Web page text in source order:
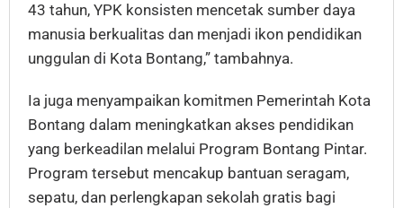
43 tahun, YPK konsisten mencetak sumber daya
manusia berkualitas dan menjadi ikon pendidikan
unggulan di Kota Bontang,” tambahnya.
Ia juga menyampaikan komitmen Pemerintah Kota
Bontang dalam meningkatkan akses pendidikan
yang berkeadilan melalui Program Bontang Pintar.
Program tersebut mencakup bantuan seragam,
sepatu, dan perlengkapan sekolah gratis bagi